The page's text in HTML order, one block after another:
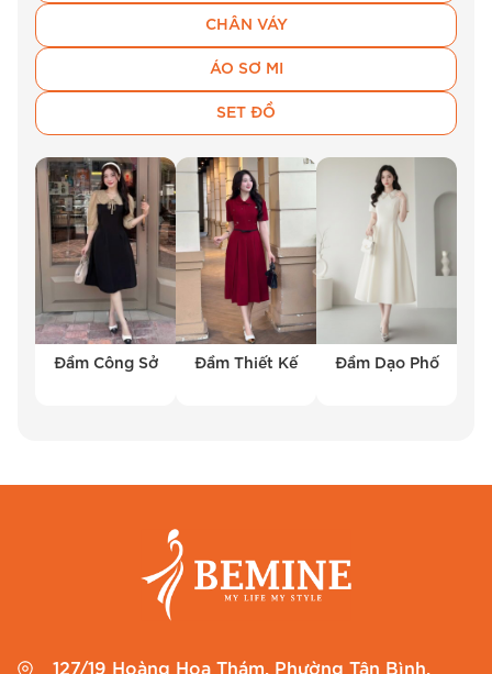
dáng chuẩn đẹp.
Kiểu dáng & thiết kế
Thiết kế dáng chữ A của
đầm thiết kế BEMINE
cổ sen đính cườm dáng chữ a B702được
chúng em nghiên cứu dựa trên chỉ số hình thể
của phụ nữ Việt. Phần eo được đặt cao hơn
tìm kiếm một kiểuđầm xòenhưng vẫn muốn
lựa chọn lý tưởng.
Chi tiết cổ sen đính cườm không chỉ là điểm
nhấn trang trí mà còn giúp tạo hiệu ứng phần
CHÂN VÁY
ÁO SƠ MI
SET ĐỒ
Đầm Công Sở Đầm Thiết Kế Đầm Dạo Phố
127/19 Hoàng Hoa Thám, Phường Tân Bình,